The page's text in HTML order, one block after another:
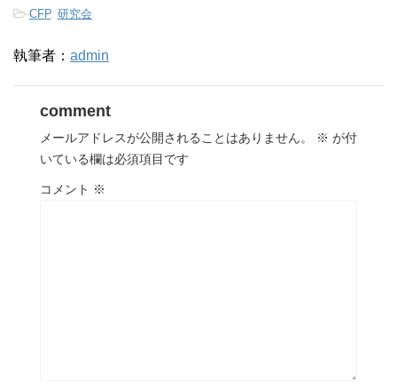
-CFP, 研究会
執筆者： admin
comment
メールアドレスが公開されることはありません。 ※ が付
いている欄は必須項目です
コメント ※